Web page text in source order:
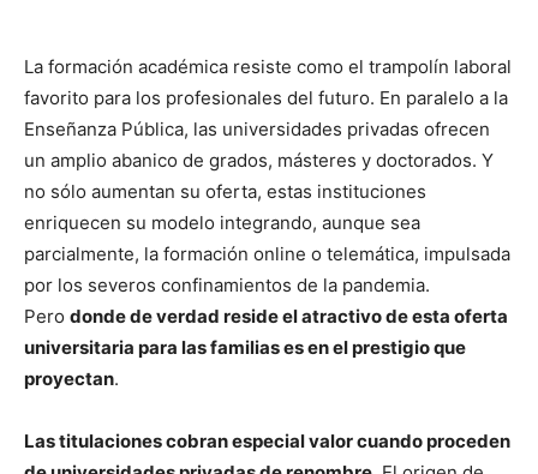
La formación académica resiste como el trampolín laboral
favorito para los profesionales del futuro. En paralelo a la
Enseñanza Pública, las universidades privadas ofrecen
un amplio abanico de grados, másteres y doctorados. Y
no sólo aumentan su oferta, estas instituciones
enriquecen su modelo integrando, aunque sea
parcialmente, la formación online o telemática, impulsada
por los severos confinamientos de la pandemia.
Pero donde de verdad reside el atractivo de esta oferta
universitaria para las familias es en el prestigio que
proyectan.
Las titulaciones cobran especial valor cuando proceden